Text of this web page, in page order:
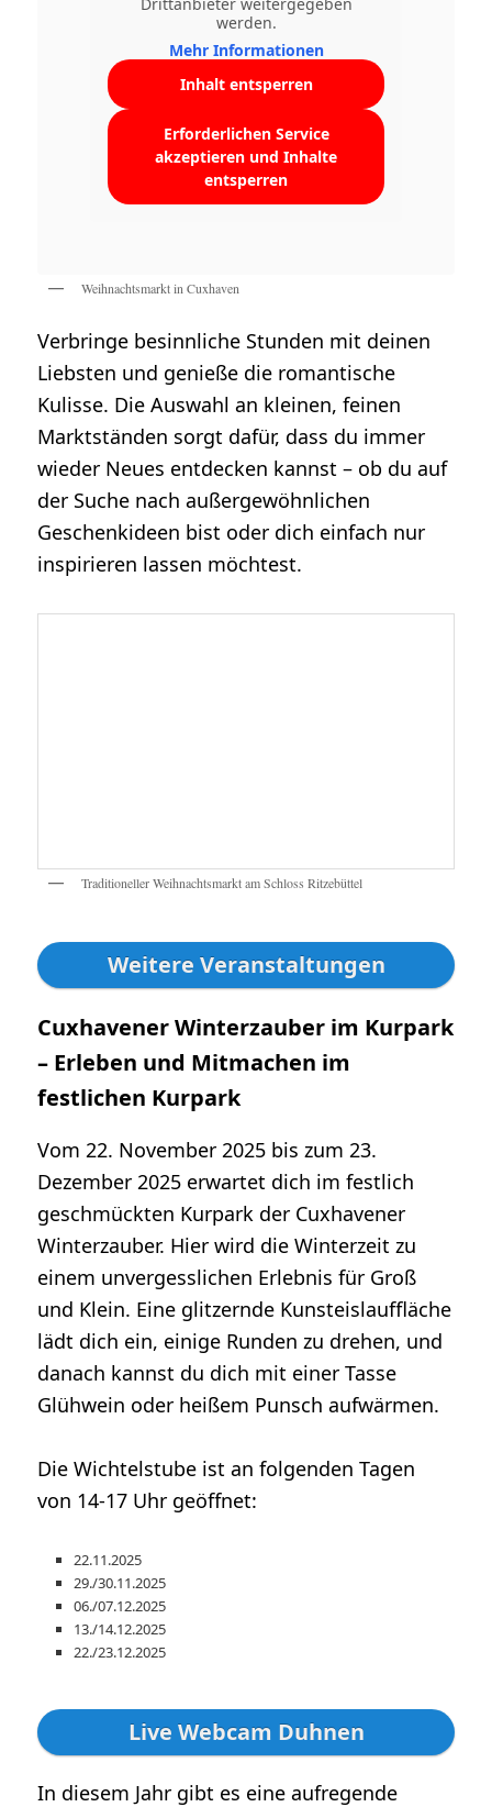
werden.
Mehr Informationen
Inhalt entsperren
Erforderlichen Service
akzeptieren und Inhalte
entsperren
Weihnachtsmarkt in Cuxhaven
Verbringe besinnliche Stunden mit deinen
Liebsten und genieße die romantische
Kulisse. Die Auswahl an kleinen, feinen
Marktständen sorgt dafür, dass du immer
wieder Neues entdecken kannst – ob du auf
der Suche nach außergewöhnlichen
Geschenkideen bist oder dich einfach nur
inspirieren lassen möchtest.
Traditioneller Weihnachtsmarkt am Schloss Ritzebüttel
Weitere Veranstaltungen
Cuxhavener Winterzauber im Kurpark
– Erleben und Mitmachen im
festlichen Kurpark
Vom 22. November 2025 bis zum 23.
Dezember 2025 erwartet dich im festlich
geschmückten Kurpark der Cuxhavener
Winterzauber. Hier wird die Winterzeit zu
einem unvergesslichen Erlebnis für Groß
und Klein. Eine glitzernde Kunsteislauffläche
lädt dich ein, einige Runden zu drehen, und
danach kannst du dich mit einer Tasse
Glühwein oder heißem Punsch aufwärmen.
Die Wichtelstube ist an folgenden Tagen
von 14-17 Uhr geöffnet:
22.11.2025
29./30.11.2025
06./07.12.2025
13./14.12.2025
22./23.12.2025
Live Webcam Duhnen
In diesem Jahr gibt es eine aufregende